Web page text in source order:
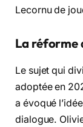
Lecornu de
La réforme
Le sujet qui
adoptée en
a évoqué
dialogue.